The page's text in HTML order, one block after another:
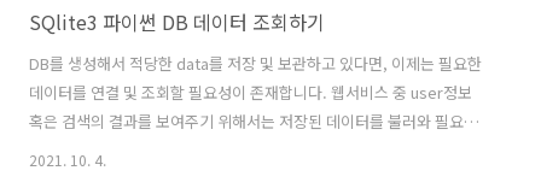
SQlite3 파이썬 DB 데이터 조회하기
DB를 생성해서 적당한 data를 저장 및 보관하고 있다면, 이제는 필요한
데이터를 연결 및 조회할 필요성이 존재합니다. 웹서비스 중 user정보
혹은 검색의 결과를 보여주기 위해서는 저장된 데이터를 불러와 필요에
따라 디자인을 거친 후 사람들에게 서비스되게 됩니다. SQlite3 DB에서
2021. 10. 4.